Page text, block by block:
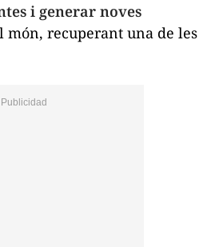
i generar noves
món, recuperant una de les